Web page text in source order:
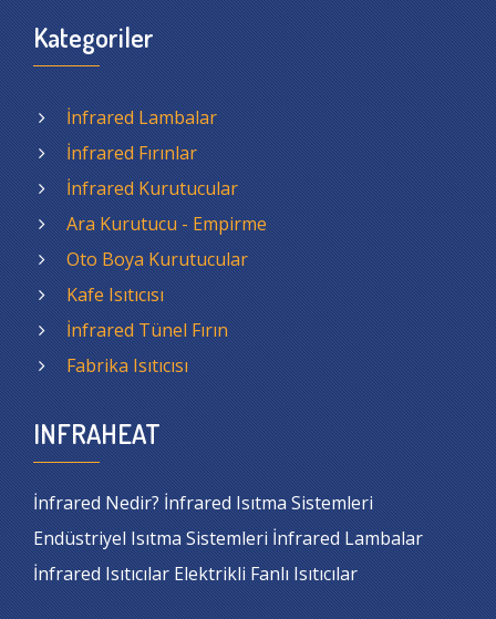
Kategoriler
İnfrared Lambalar
İnfrared Fırınlar
İnfrared Kurutucular
Ara Kurutucu - Empirme
Oto Boya Kurutucular
Kafe Isıtıcısı
İnfrared Tünel Fırın
Fabrika Isıtıcısı
INFRAHEAT
İnfrared Nedir? İnfrared Isıtma Sistemleri
Endüstriyel Isıtma Sistemleri İnfrared Lambalar
İnfrared Isıtıcılar Elektrikli Fanlı Isıtıcılar